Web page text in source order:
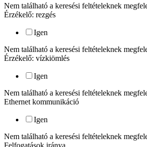
Nem található a keresési feltételeknek
Érzékelő: rezgés
Igen
Nem található a keresési feltételeknek
Érzékelő: vízkiömlés
Igen
Nem található a keresési feltételeknek
Ethernet kommunikáció
Igen
Nem található a keresési feltételeknek
Felfogatások iránya